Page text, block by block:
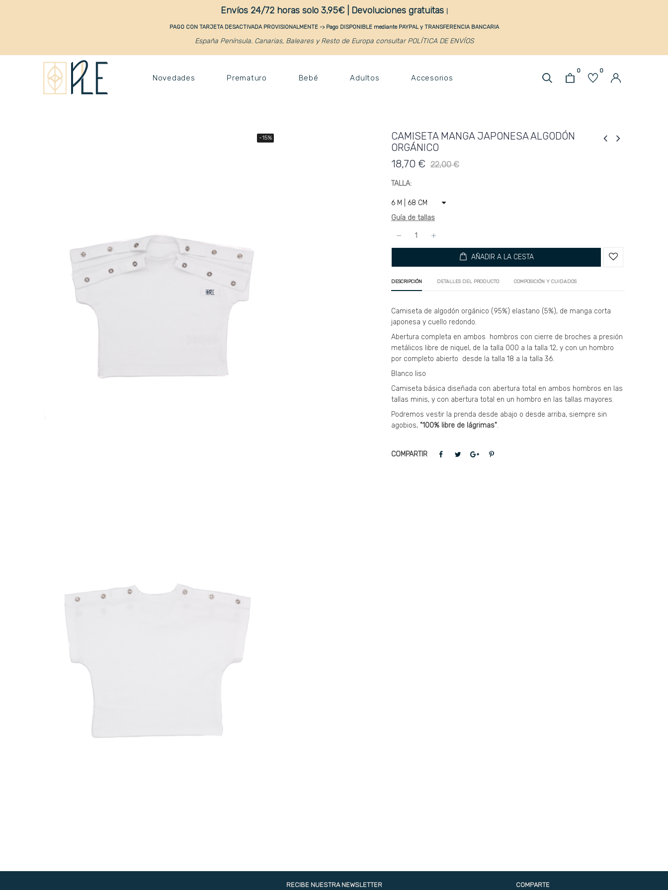
Envíos 24/72 horas solo 3,95€ | Devoluciones gratuitas
PAGO CON TARJETA DESACTIVADA PROVISIONALMENTE -> Pago DISPONIBLE mediante PAYPAL y TRANSFERENCIA BANCARIA
España Península. Canarias, Baleares y Resto de Europa consultar POLÍTICA DE ENVÍOS
0 0
Novedades Prematuro Bebé Adultos Accesorios
-15%
CAMISETA MANGA JAPONESA ALGODÓN
ORGÁNICO
18,70 € 22,00 €
TALLA
Guía de tallas
AÑADIR A LA CESTA
DESCRIPCIÓN DETALLES DEL PRODUCTO COMPOSICIÓN Y CUIDADOS
Camiseta de algodón orgánico (95%) elastano (5%), de manga corta
japonesa y cuello redondo.
Abertura completa en ambos hombros con cierre de broches a presión
metálicos libre de niquel, de la talla 000 a la talla 12, y con un hombro
por completo abierto desde la talla 18 a la talla 36.
Blanco liso
Camiseta básica diseñada con abertura total en ambos hombros en las
tallas minis, y con abertura total en un hombro en las tallas mayores.
Podremos vestir la prenda desde abajo o desde arriba, siempre sin
agobios, "100% libre de lágrimas".
COMPARTIR
RECIBE NUESTRA NEWSLETTER COMPARTE